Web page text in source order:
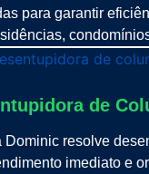
para garantir
de
Dominic resolve
imediato e